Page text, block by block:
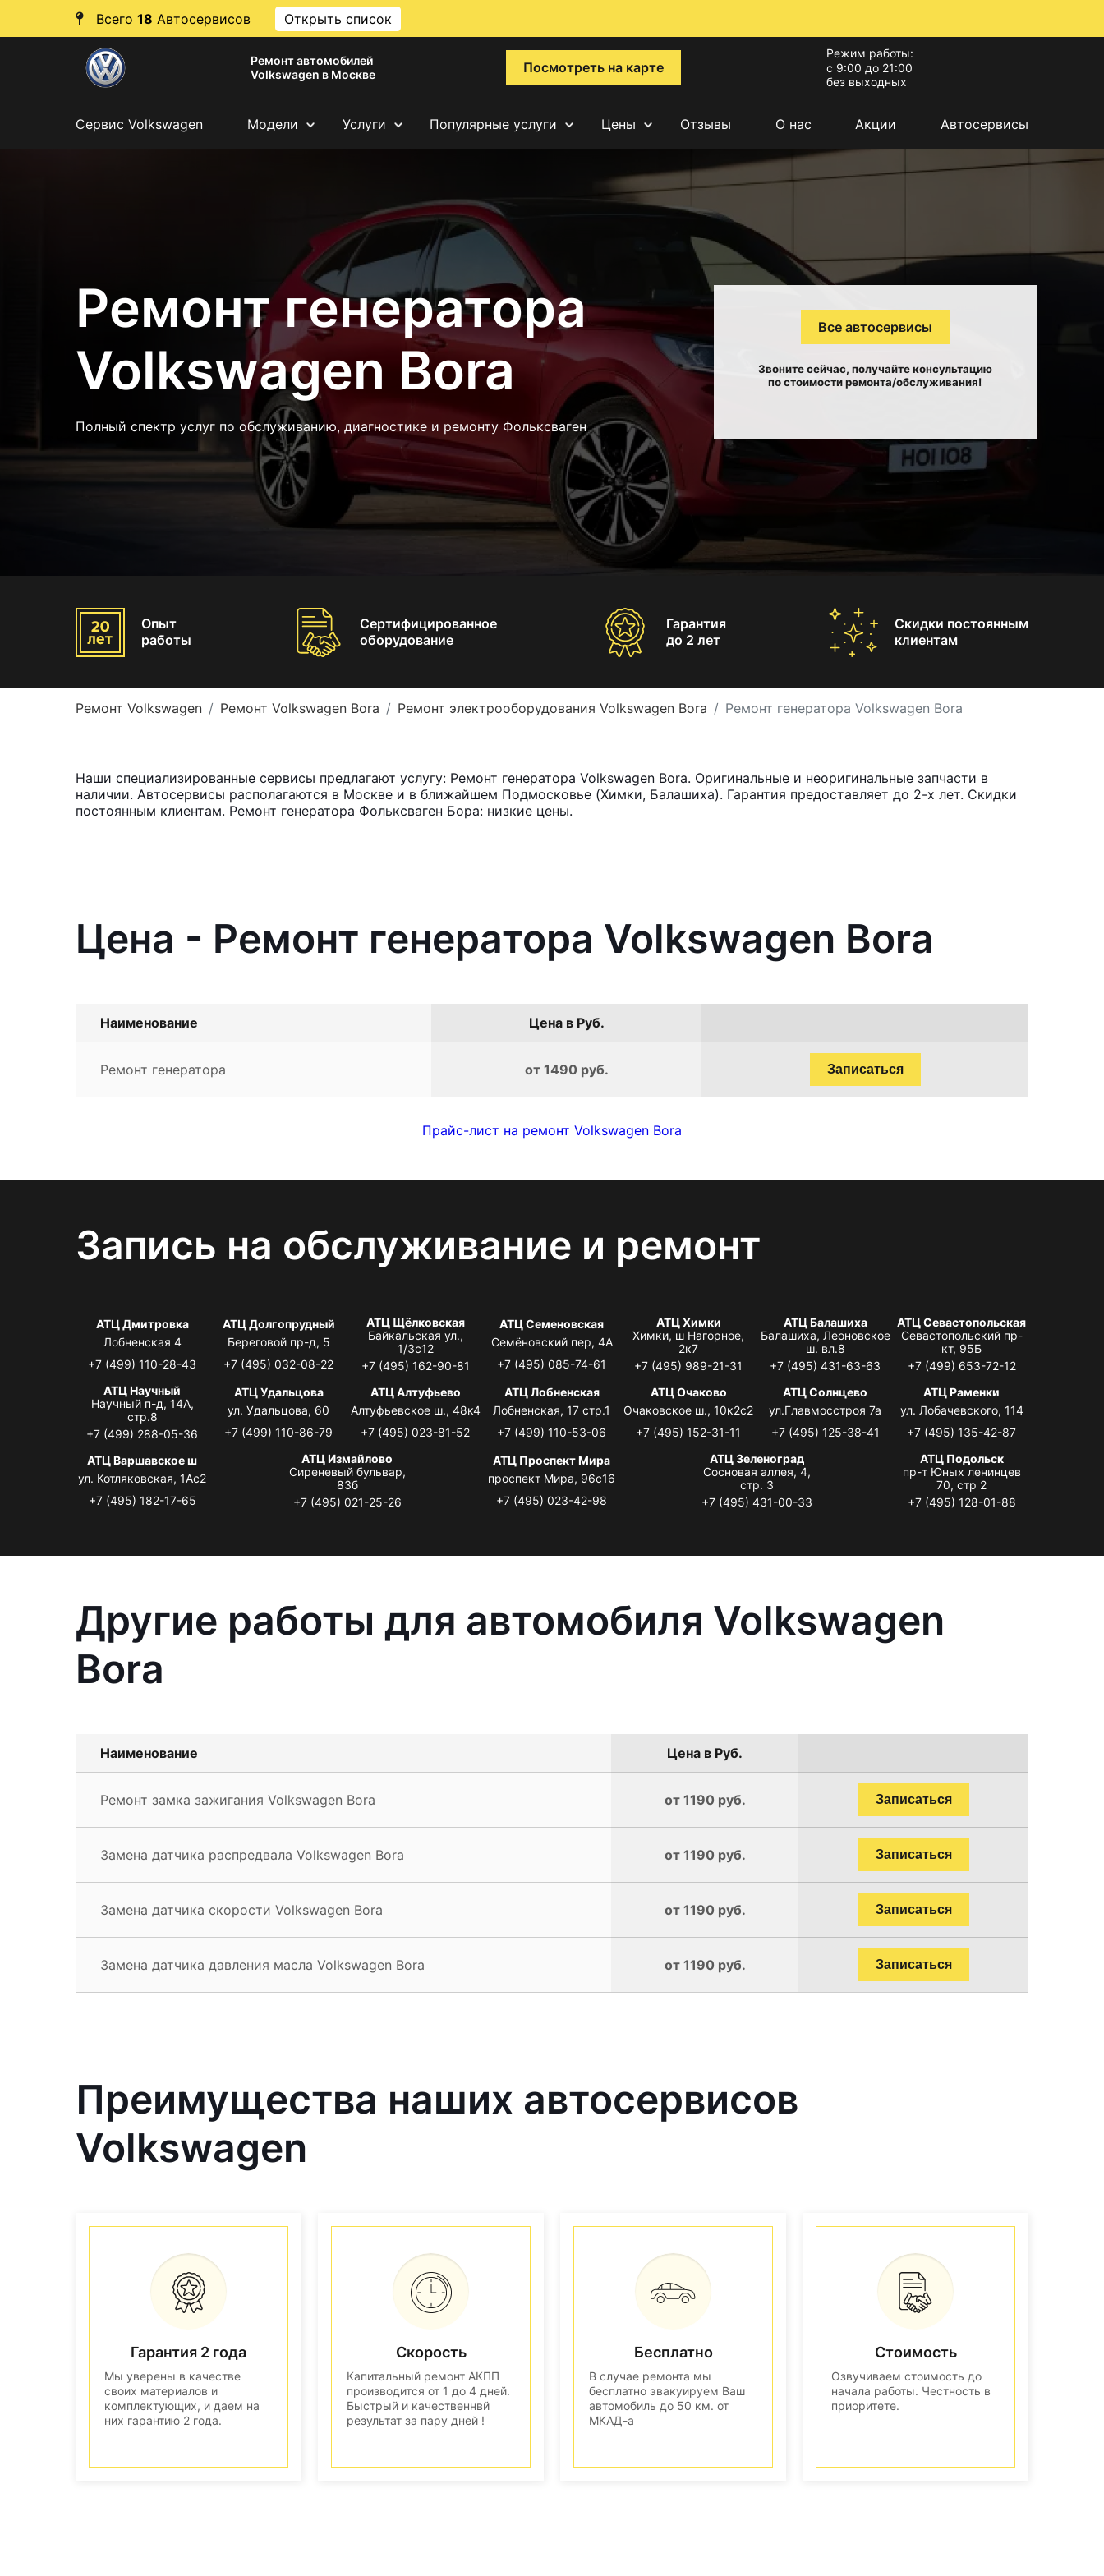
Всего 18 Автосервисов Открыть список
Ремонт автомобилей
Volkswagen в Москве
Посмотреть на карте
Режим работы:
с 9:00 до 21:00
без выходных
Сервис Volkswagen Модели Услуги Популярные услуги Цены Отзывы О нас Акции Автосервисы
Ремонт генератора
Volkswagen Bora
Полный спектр услуг по обслуживанию, диагностике и ремонту Фольксваген
Все автосервисы
Звоните сейчас, получайте консультацию
по стоимости ремонта/обслуживания!
Опыт
работы
Сертифицированное
оборудование
Гарантия
до 2 лет
Скидки постоянным
клиентам
Ремонт Volkswagen Ремонт Volkswagen Bora Ремонт электрооборудования Volkswagen Bora Ремонт генератора Volkswagen Bora
Наши специализированные сервисы предлагают услугу: Ремонт генератора Volkswagen Bora. Оригинальные и неоригинальные запчасти в
наличии. Автосервисы располагаются в Москве и в ближайшем Подмосковье (Химки, Балашиха). Гарантия предоставляет до 2-х лет. Скидки
постоянным клиентам. Ремонт генератора Фольксваген Бора: низкие цены.
Цена - Ремонт генератора Volkswagen Bora
Наименование Цена в Руб.
Ремонт генератора от 1490 руб. Записаться
Прайс-лист на ремонт Volkswagen Bora
Запись на обслуживание и ремонт
АТЦ Дмитровка
Лобненская 4
+7 (499) 110-28-43
АТЦ Долгопрудный
Береговой пр-д, 5
+7 (495) 032-08-22
АТЦ Щёлковская
Байкальская ул.,
1/3с12
+7 (495) 162-90-81
АТЦ Семеновская
Семёновский пер, 4А
+7 (495) 085-74-61
АТЦ Химки
Химки, ш Нагорное,
2к7
+7 (495) 989-21-31
АТЦ Балашиха
Балашиха, Леоновское
ш. вл.8
+7 (495) 431-63-63
АТЦ Севастопольская
Севастопольский пр-
кт, 95Б
+7 (499) 653-72-12
АТЦ Научный
Научный п-д, 14А,
стр.8
+7 (499) 288-05-36
АТЦ Удальцова
ул. Удальцова, 60
+7 (499) 110-86-79
АТЦ Алтуфьево
Алтуфьевское ш., 48к4
+7 (495) 023-81-52
АТЦ Лобненская
Лобненская, 17 стр.1
+7 (499) 110-53-06
АТЦ Очаково
Очаковское ш., 10к2с2
+7 (495) 152-31-11
АТЦ Солнцево
ул.Главмосстроя 7а
+7 (495) 125-38-41
АТЦ Раменки
ул. Лобачевского, 114
+7 (495) 135-42-87
АТЦ Варшавское ш
ул. Котляковская, 1Ас2
+7 (495) 182-17-65
АТЦ Измайлово
Сиреневый бульвар,
83б
+7 (495) 021-25-26
АТЦ Проспект Мира
проспект Мира, 96с16
+7 (495) 023-42-98
АТЦ Зеленоград
Сосновая аллея, 4,
стр. 3
+7 (495) 431-00-33
АТЦ Подольск
пр-т Юных ленинцев
70, стр 2
+7 (495) 128-01-88
Другие работы для автомобиля Volkswagen
Bora
Наименование Цена в Руб.
Ремонт замка зажигания Volkswagen Bora от 1190 руб. Записаться
Замена датчика распредвала Volkswagen Bora от 1190 руб. Записаться
Замена датчика скорости Volkswagen Bora от 1190 руб. Записаться
Замена датчика давления масла Volkswagen Bora от 1190 руб. Записаться
Преимущества наших автосервисов
Volkswagen
Гарантия 2 года
Мы уверены в качестве
своих материалов и
комплектующих, и даем на
них гарантию 2 года.
Скорость
Капитальный ремонт АКПП
производится от 1 до 4 дней.
Быстрый и качественнвй
результат за пару дней !
Бесплатно
В случае ремонта мы
бесплатно эвакуируем Ваш
автомобиль до 50 км. от
МКАД-а
Стоимость
Озвучиваем стоимость до
начала работы. Честность в
приоритете.